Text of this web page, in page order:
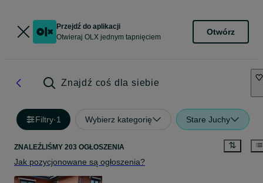
Przejdź do aplikacji
Otwieraj OLX jednym tapnięciem
Otwórz
Znajdź coś dla siebie
Filtry·1 Wybierz kategorię Stare Juchy
ZNALEŹLIŚMY 203 OGŁOSZENIA
Jak pozycjonowane są ogłoszenia?